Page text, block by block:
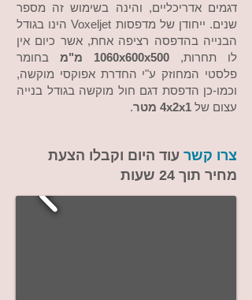
דגמים אדריכליים, והינה בשימוש זה מספר
שנים. ייחודן של מדפסות Voxeljet הינו בגודל
הבנייה בהדפסה רציפה אחת, אשר כיום אין
לו תחרות, 1060x600x500 מ"מ
בחומר
פלסטי המחוזק ע"י החדרת אפוקסי מוקשה,
וכמו-כן הדפסת דגם חול מוקשה בגודל בנייה
עצום של 4x2x1 מטר .
צרו קשר עוד היום וקבלו הצעת
מחיר תוך 24 שעות